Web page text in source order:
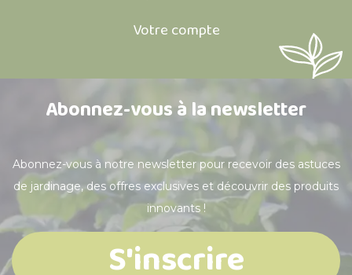
Votre compte
Abonnez-vous à la newsletter
Abonnez-vous à notre newsletter pour recevoir des astuces
de jardinage, des offres exclusives et découvrir des produits
innovants !
S'inscrire